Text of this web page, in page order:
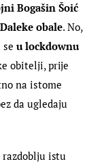
Bogašin Šoić
obale. No,
se u lockdownu
obitelji, prije
na istome
da ugledaju
razdoblju istu